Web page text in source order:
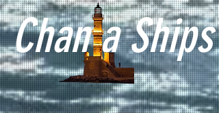
Chan a Ships